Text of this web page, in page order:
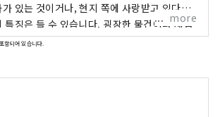
가 있는 것이거나, 현지 쪽에 사랑받고 있다고
특징은 들 수 있습니다. 굉장한 물건이나 체험
났을 때 기뻐서 누군가에게 전하고 싶어진 적
more
함되어 있습니다.